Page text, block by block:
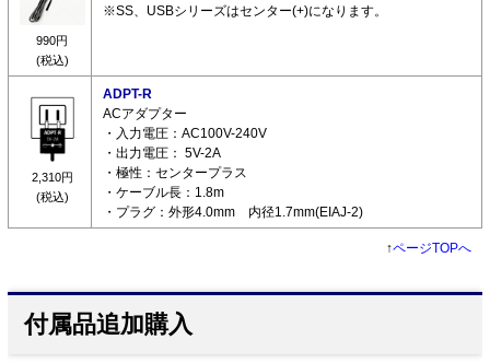
990円
(税込)
※SS、USBシリーズはセンター(+)になります。
2,310円
(税込)
ADPT-R
ACアダプター
・入力電圧：AC100V-240V
・出力電圧： 5V-2A
・極性：センタープラス
・ケーブル長：1.8m
・プラグ：外形4.0mm 内径1.7mm(EIAJ-2)
↑ページTOPへ
付属品追加購入